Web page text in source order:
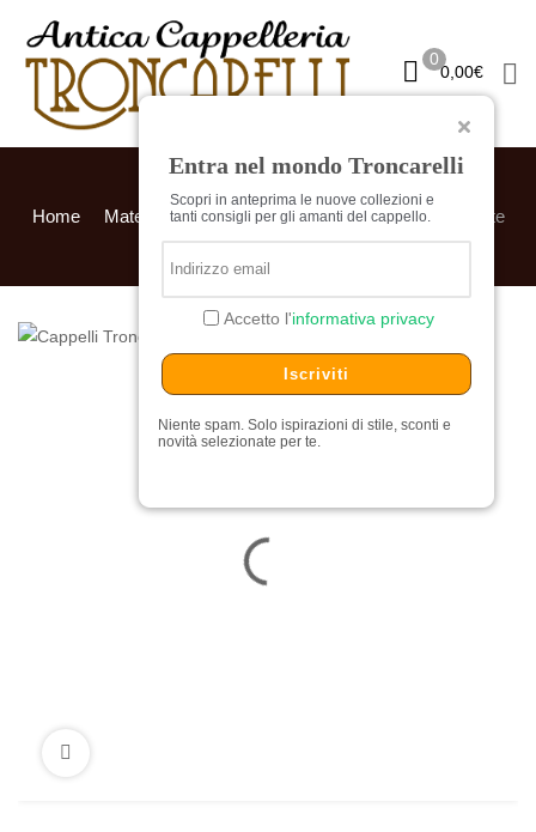
Entra nel mondo Troncarelli
Scopri in anteprima le nuove collezioni e
tanti consigli per gli amanti del cappello.
Accetto l'informativa privacy
Iscriviti
Niente spam. Solo ispirazioni di stile, sconti e
novità selezionate per te.
0
0,00€
Home Materiali lana Coppola Duck by Alfonso D’Este